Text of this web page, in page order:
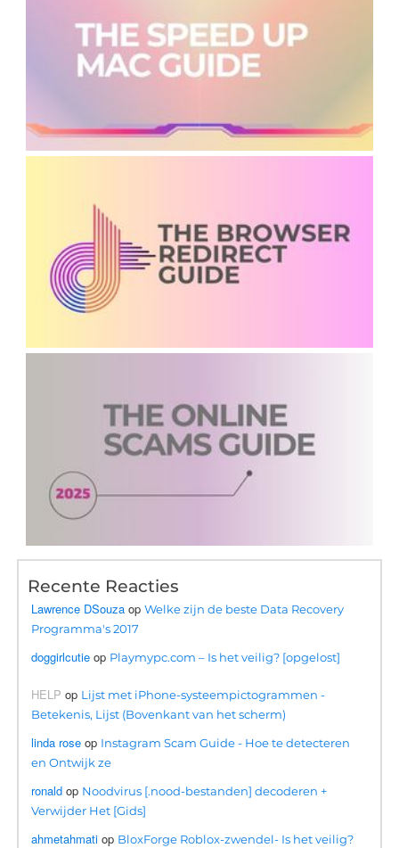
Recente Reacties
Lawrence DSouza opWelke zijn de beste Data Recovery
Programma's 2017
doggirlcutie op Playmypc.com – Is het veilig? [opgelost]
HELP op Lijst met iPhone-systeempictogrammen -
Betekenis, Lijst (Bovenkant van het scherm)
linda rose op Instagram Scam Guide - Hoe te detecteren
en Ontwijk ze
ronald op Noodvirus [.nood-bestanden] decoderen +
Verwijder Het [Gids]
ahmetahmati op BloxForge Roblox-zwendel- Is het veilig?